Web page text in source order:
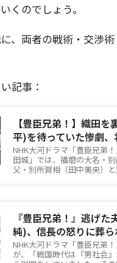
くのでしょう。
、両者の戦術・交渉
記事：
【豊臣兄弟！】織田
平)を待っていた惨劇
NHK大河ドラマ「豊臣兄弟
田城」では、播磨の大名・
父・別所賀相（田中美央）
『豊臣兄弟！』逃げ
純)、信長の怒りに葬
NHK大河ドラマ「豊臣兄弟
が、「戦国時代は『男社会